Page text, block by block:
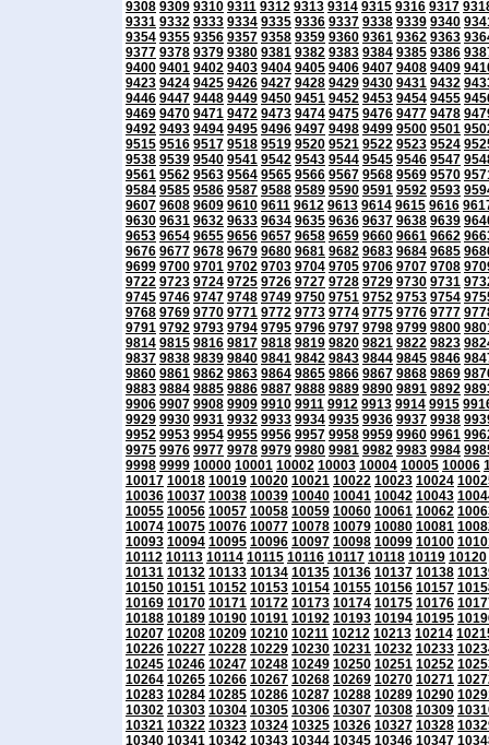
9308 9309 9310 9311 9312 9313 9314 9315 9316 9317
9331 9332 9333 9334 9335 9336 9337 9338 9339 9340
9354 9355 9356 9357 9358 9359 9360 9361 9362 9363
9377 9378 9379 9380 9381 9382 9383 9384 9385 9386
9400 9401 9402 9403 9404 9405 9406 9407 9408 9409
9423 9424 9425 9426 9427 9428 9429 9430 9431 9432
9446 9447 9448 9449 9450 9451 9452 9453 9454 9455
9469 9470 9471 9472 9473 9474 9475 9476 9477 9478
9492 9493 9494 9495 9496 9497 9498 9499 9500 9501
9515 9516 9517 9518 9519 9520 9521 9522 9523 9524
9538 9539 9540 9541 9542 9543 9544 9545 9546 9547
9561 9562 9563 9564 9565 9566 9567 9568 9569 9570
9584 9585 9586 9587 9588 9589 9590 9591 9592 9593
9607 9608 9609 9610 9611 9612 9613 9614 9615 9616
9630 9631 9632 9633 9634 9635 9636 9637 9638 9639
9653 9654 9655 9656 9657 9658 9659 9660 9661 9662
9676 9677 9678 9679 9680 9681 9682 9683 9684 9685
9699 9700 9701 9702 9703 9704 9705 9706 9707 9708
9722 9723 9724 9725 9726 9727 9728 9729 9730 9731
9745 9746 9747 9748 9749 9750 9751 9752 9753 9754
9768 9769 9770 9771 9772 9773 9774 9775 9776 9777
9791 9792 9793 9794 9795 9796 9797 9798 9799 9800
9814 9815 9816 9817 9818 9819 9820 9821 9822 9823
9837 9838 9839 9840 9841 9842 9843 9844 9845 9846
9860 9861 9862 9863 9864 9865 9866 9867 9868 9869
9883 9884 9885 9886 9887 9888 9889 9890 9891 9892
9906 9907 9908 9909 9910 9911 9912 9913 9914 9915
9929 9930 9931 9932 9933 9934 9935 9936 9937 9938
9952 9953 9954 9955 9956 9957 9958 9959 9960 9961
9975 9976 9977 9978 9979 9980 9981 9982 9983 9984
9998 9999 10000 10001 10002 10003 10004 10005 10006
10017 10018 10019 10020 10021 10022 10023 10024
10036 10037 10038 10039 10040 10041 10042 10043
10055 10056 10057 10058 10059 10060 10061 10062
10074 10075 10076 10077 10078 10079 10080 10081
10093 10094 10095 10096 10097 10098 10099 10100
10112 10113 10114 10115 10116 10117 10118 10119 10120
10131 10132 10133 10134 10135 10136 10137 10138
10150 10151 10152 10153 10154 10155 10156 10157
10169 10170 10171 10172 10173 10174 10175 10176
10188 10189 10190 10191 10192 10193 10194 10195
10207 10208 10209 10210 10211 10212 10213 10214
10226 10227 10228 10229 10230 10231 10232 10233
10245 10246 10247 10248 10249 10250 10251 10252
10264 10265 10266 10267 10268 10269 10270 10271
10283 10284 10285 10286 10287 10288 10289 10290
10302 10303 10304 10305 10306 10307 10308 10309
10321 10322 10323 10324 10325 10326 10327 10328
10340 10341 10342 10343 10344 10345 10346 10347